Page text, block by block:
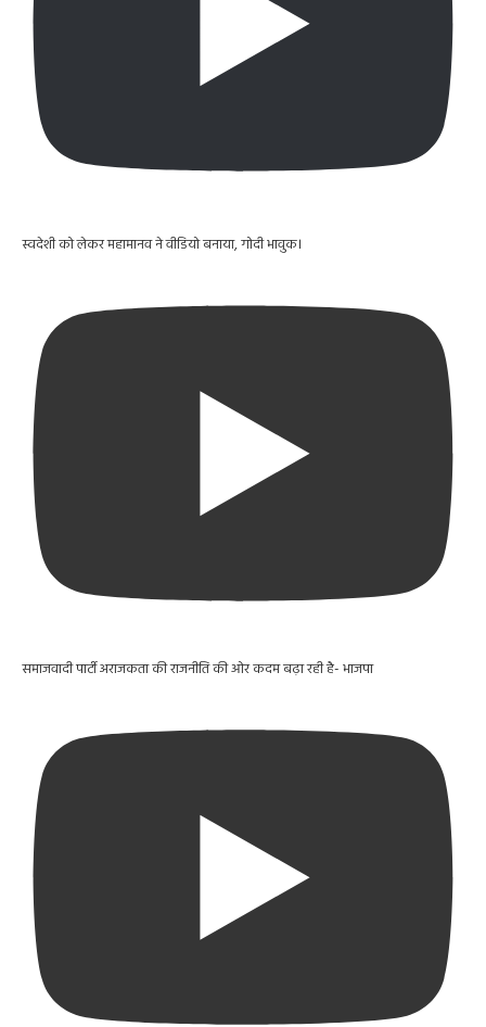
स्वदेशी को लेकर महामानव ने वीडियो बनाया, गोदी भावुक।
समाजवादी पार्टी अराजकता की राजनीति की ओर कदम बढ़ा रही है- भाजपा